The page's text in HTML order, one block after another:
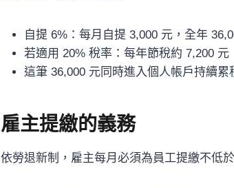
自提 6%：每月自提 3,000 元，全年
若適用 20% 稅率：每年節稅約 7,200 元
這筆 36,000 元同時進入個人帳戶持續累
雇主提繳的義務
依勞退新制，雇主每月必須為員工提繳不低